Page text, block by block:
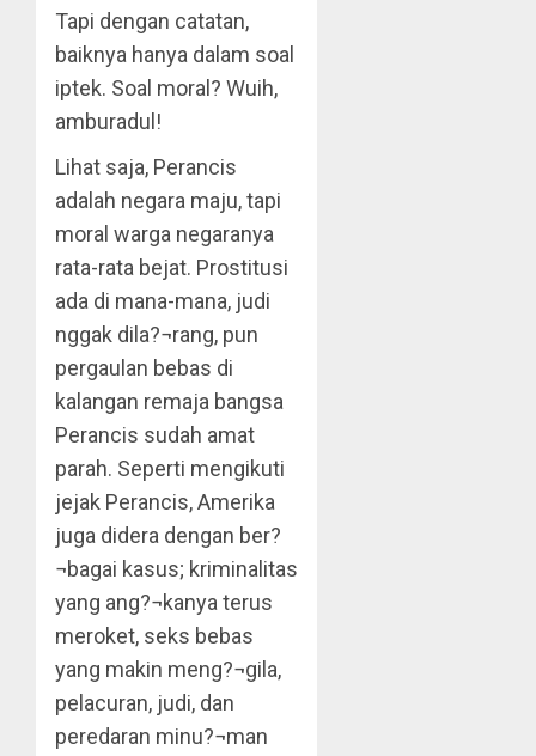
Tapi dengan catatan,
baiknya hanya dalam soal
iptek. Soal moral? Wuih,
amburadul!
Lihat saja, Perancis
adalah negara maju, tapi
moral warga negaranya
rata-rata bejat. Prostitusi
ada di mana-mana, judi
nggak dila?¬rang, pun
pergaulan bebas di
kalangan remaja bangsa
Perancis sudah amat
parah. Seperti mengikuti
jejak Perancis, Amerika
juga didera dengan ber?
¬bagai kasus; kriminalitas
yang ang?¬kanya terus
meroket, seks bebas
yang makin meng?¬gila,
pelacuran, judi, dan
peredaran minu?¬man